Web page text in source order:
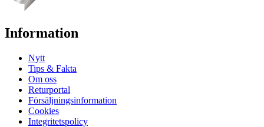
Information
Nytt
Tips & Fakta
Om oss
Returportal
Försäljningsinformation
Cookies
Integritetspolicy